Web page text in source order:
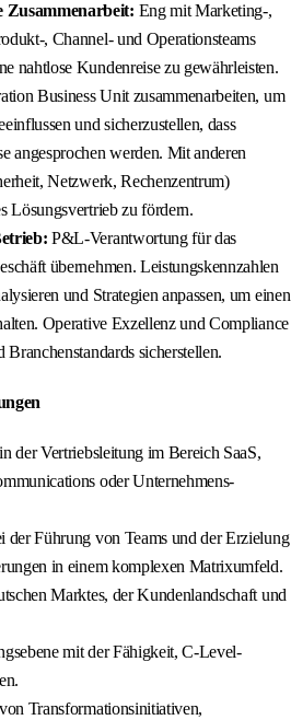
Zusammenarbeit: Eng mit Marketing-,
, Channel- und Operationsteams
nahtlose Kundenreise zu gewährleisten.
Business Unit zusammenarbeiten, um
und sicherzustellen, dass
angesprochen werden. Mit anderen
Netzwerk, Rechenzentrum)
Lösungsvertrieb zu fördern.
P&L-Verantwortung für das
übernehmen. Leistungskennzahlen
und Strategien anpassen, um einen
Operative Exzellenz und Compliance
sicherstellen.
der Vertriebsleitung im Bereich SaaS,
oder Unternehmens-
der Führung von Teams und der Erzielung
in einem komplexen Matrixumfeld.
Marktes, der Kundenlandschaft und
mit der Fähigkeit, C-Level-
Transformationsinitiativen,